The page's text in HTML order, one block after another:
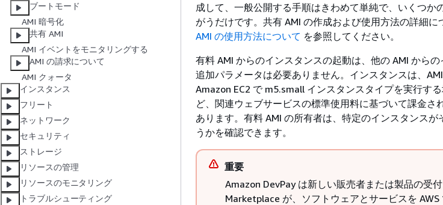
ブートモード
AMI 暗号化
共有 AMI
AMI イベントをモニタリングする
AMI の請求について
AMI クォータ
インスタンス
フリート
ネットワーク
セキュリティ
ストレージ
リソースの管理
リソースのモニタリング
トラブルシューティング
成して、一般公開する手順はきわめて単純で、いくつか
がうだけです。共有 AMI の作成および使用方法の詳細に
AMI の使用方法について を参照してください。
有料 AMI からのインスタンスの起動は、他の AMI からの
追加パラメータは必要ありません。インスタンスは、
Amazon EC2 で m5.small インスタンスタイプを実行す
ど、関連ウェブサービスの標準使用料に基づいて課金さ
あります。有料 AMI の所有者は、特定のインスタンス
うかを確認できます。
重要
Amazon DevPay は新しい販売者または製品の受
Marketplace が、ソフトウェアとサービスを